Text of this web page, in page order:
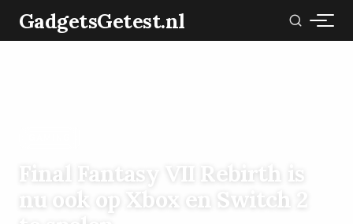
GadgetsGetest.nl
Final Fantasy VII Rebirth is
nu ook op Xbox en Switch 2